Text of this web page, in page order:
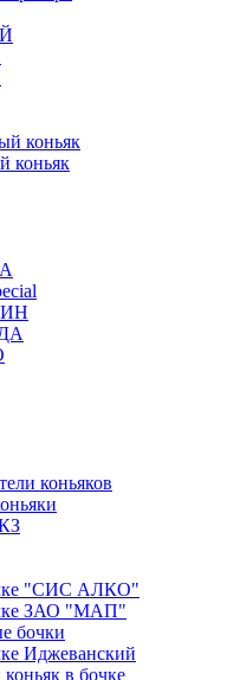
коньяк
коньяк
коньяков
"СИС АЛКО"
ЗАО "МАП"
бочки
Иджеванский
в бочке